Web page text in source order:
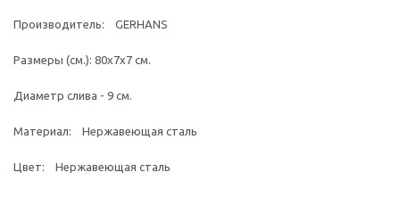
Производитель: GERHANS
Размеры (см.): 80x7x7 см.
Диаметр слива - 9 см.
Материал: Нержавеющая сталь
Цвет: Нержавеющая сталь